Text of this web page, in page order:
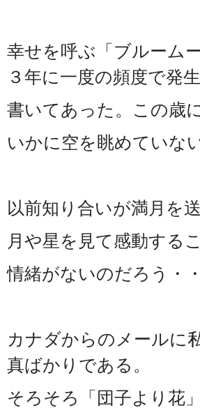
幸せを呼ぶ「ブルーム
３年に一度の頻度で発
書いてあった。この歳
いかに空を眺めていな
以前知り合いが満月を
月や星を見て感動する
情緒がないのだろう・
カナダからのメールに
真ばかりである。
そろそろ「団子より花